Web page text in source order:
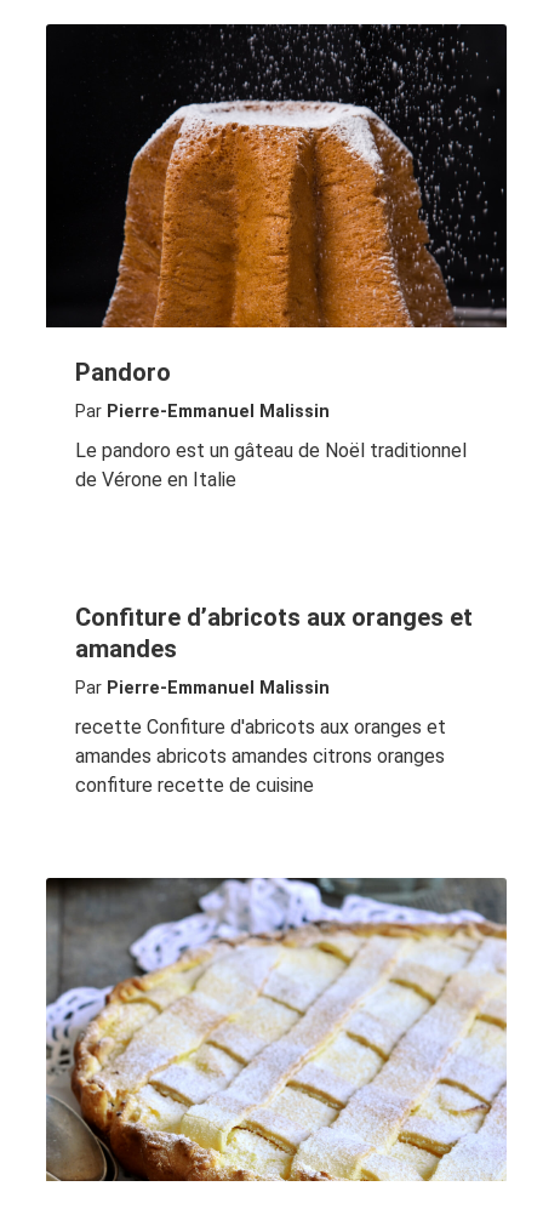
Pandoro
Par Pierre-Emmanuel Malissin
Le pandoro est un gâteau de Noël traditionnel
de Vérone en Italie
Confiture d’abricots aux oranges et
amandes
Par Pierre-Emmanuel Malissin
recette Confiture d'abricots aux oranges et
amandes abricots amandes citrons oranges
confiture recette de cuisine